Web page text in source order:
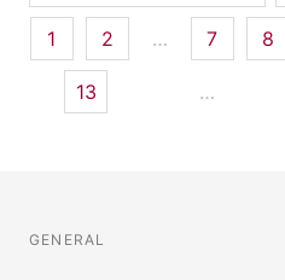
1 2 … 7 8
13 …
GENERAL